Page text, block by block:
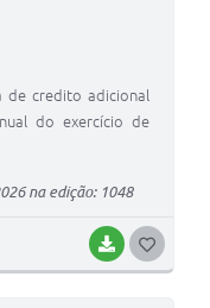
BAIXAR
de credito adicional
do exercício de
na edição: 1048